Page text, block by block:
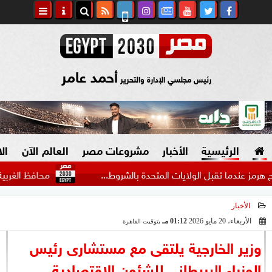
رئيس مجلسي الإدارة والتحرير أحمد عامر
الرئيسية الأخبار
السياسة
الرئاسة
مشروعات مصر العالم الآن
محافظ الغربية يستقبل تقبل الولايات المتحدة بالشروط...
الأخبار
الأربعاء، 20 مايو 2026
01:12 مـ بتوقيت القاهرة
وزير الخارجية يلتقى مع مستشارى رئيس